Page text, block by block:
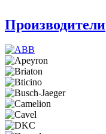
Производители